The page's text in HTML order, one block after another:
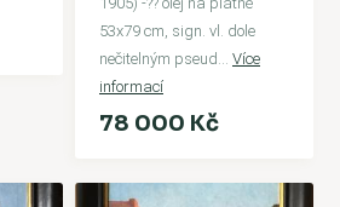
53x79 cm, sign. vl. dole
nečitelným pseud
Více
informací
78 000 Kč